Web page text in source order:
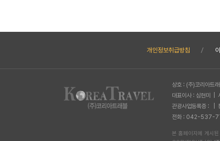
게임룸 등의 부대시설도
있는 전용 발코니가 마
구비되어 있습니다.
개인정보취급방침
상호 : (주)코리아트
대표이사 : 심현미
관광사업등록증 : |
전화 : 042-537-
본 홈페이지에 게시